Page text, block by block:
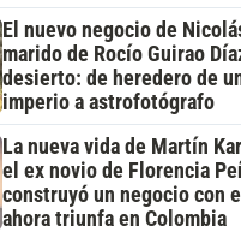
El nuevo negocio de
marido de Rocío Guirao
desierto: de heredero de
imperio a astrofotógrafo
La nueva vida de Martín
el ex novio de Florencia
construyó un negocio con
ahora triunfa en Colombia